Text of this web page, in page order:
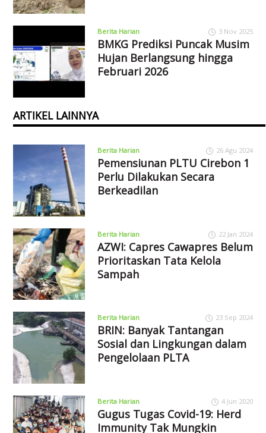
Berita Harian 3 Nov 2025
BMKG Prediksi Puncak Musim
Hujan Berlangsung hingga
Februari 2026
ARTIKEL LAINNYA
Berita Harian 26 Agu 2024
Pemensiunan PLTU Cirebon 1
Perlu Dilakukan Secara
Berkeadilan
Berita Harian 22 Jan 2024
AZWI: Capres Cawapres Belum
Prioritaskan Tata Kelola
Sampah
Berita Harian 23 Sep 2024
BRIN: Banyak Tantangan
Sosial dan Lingkungan dalam
Pengelolaan PLTA
Berita Harian 4 Jun 2020
Gugus Tugas Covid-19: Herd
Immunity Tak Mungkin